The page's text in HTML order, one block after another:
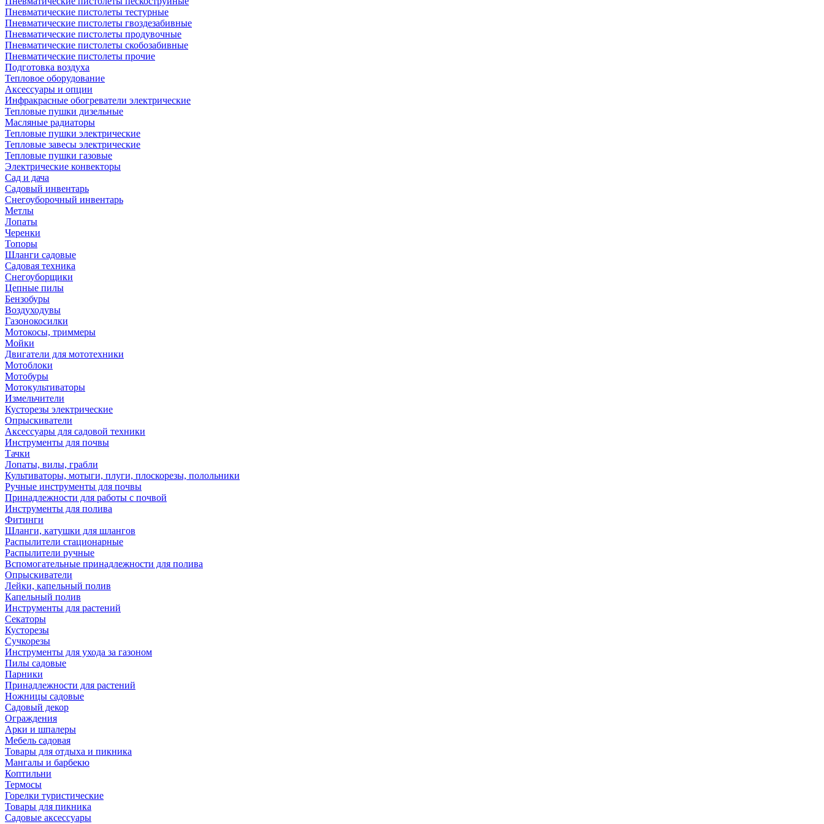
Пневматические пистолеты тестурные
Пневматические пистолеты гвоздезабивные
Пневматические пистолеты продувочные
Пневматические пистолеты скобозабивные
Пневматические пистолеты прочие
Подготовка воздуха
Тепловое оборудование
Аксессуары и опции
Инфракрасные обогреватели электрические
Тепловые пушки дизельные
Масляные радиаторы
Тепловые пушки электрические
Тепловые завесы электрические
Тепловые пушки газовые
Электрические конвекторы
Сад и дача
Садовый инвентарь
Снегоуборочный инвентарь
Метлы
Лопаты
Черенки
Топоры
Шланги садовые
Садовая техника
Снегоуборщики
Цепные пилы
Бензобуры
Воздуходувы
Газонокосилки
Мотокосы, триммеры
Мойки
Двигатели для мототехники
Мотоблоки
Мотобуры
Мотокультиваторы
Измельчители
Кусторезы электрические
Опрыскиватели
Аксессуары для садовой техники
Инструменты для почвы
Тачки
Лопаты, вилы, грабли
Культиваторы, мотыги, плуги, плоскорезы, полольники
Ручные инструменты для почвы
Принадлежности для работы с почвой
Инструменты для полива
Фитинги
Шланги, катушки для шлангов
Распылители стационарные
Распылители ручные
Вспомогательные принадлежности для полива
Опрыскиватели
Лейки, капельный полив
Капельный полив
Инструменты для растений
Секаторы
Кусторезы
Сучкорезы
Инструменты для ухода за газоном
Пилы садовые
Парники
Принадлежности для растений
Ножницы садовые
Садовый декор
Ограждения
Арки и шпалеры
Мебель садовая
Товары для отдыха и пикника
Мангалы и барбекю
Коптильни
Термосы
Горелки туристические
Товары для пикника
Садовые аксессуары